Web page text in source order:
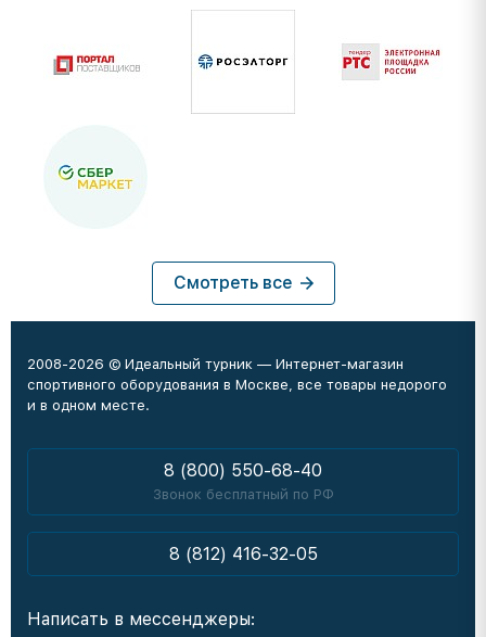
Смотреть все
2008-2026 © Идеальный турник — Интернет-магазин
спортивного оборудования в Москве, все товары недорого
и в одном месте.
8 (800) 550-68-40
Звонок бесплатный по РФ
8 (812) 416-32-05
Написать в мессенджеры: